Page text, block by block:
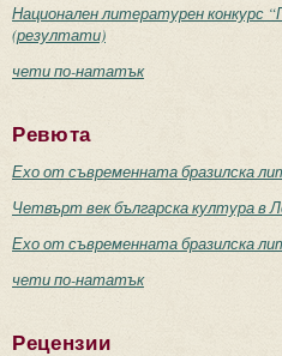
Национален литературен конкурс
(резултати)
чети по-нататък
Ревюта
Ехо от съвременната бразилска
Четвърт век българска култура в
Ехо от съвременната бразилска
чети по-нататък
Рецензии